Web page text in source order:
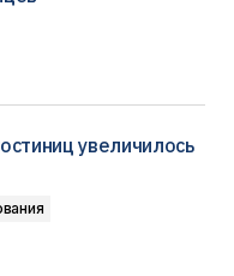
увеличилось